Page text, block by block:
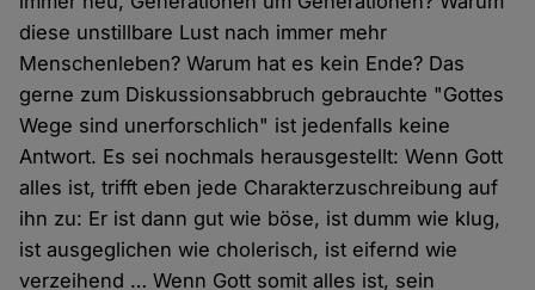
diese unstillbare Lust nach immer mehr
Menschenleben? Warum hat es kein Ende? Das
gerne zum Diskussionsabbruch gebrauchte "Gottes
Wege sind unerforschlich" ist jedenfalls keine
Antwort. Es sei nochmals herausgestellt: Wenn Gott
alles ist, trifft eben jede Charakterzuschreibung auf
ihn zu: Er ist dann gut wie böse, ist dumm wie klug,
ist ausgeglichen wie cholerisch, ist eifernd wie
verzeihend … Wenn Gott somit alles ist, sein